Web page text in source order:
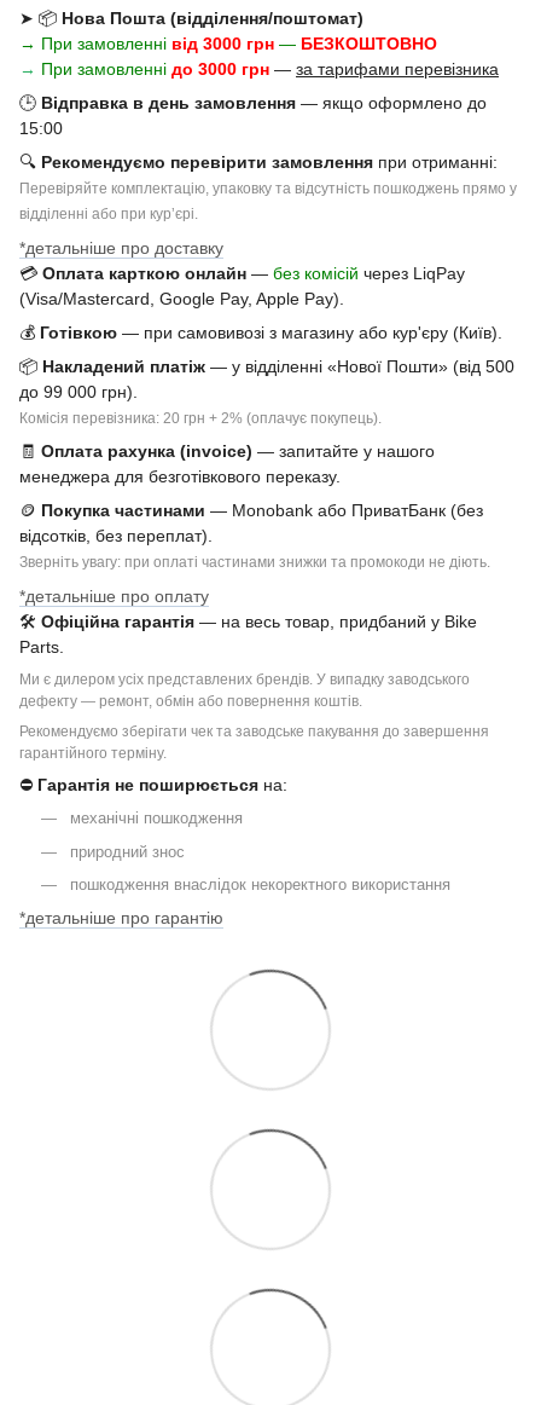
➤ 📦 Нова Пошта (відділення/поштомат)
→ При замовленні від 3000 грн — БЕЗКОШТОВНО
→ При замовленні до 3000 грн — за тарифами перевізника
🕒 Відправка в день замовлення — якщо оформлено до
15:00
🔍 Рекомендуємо перевірити замовлення при отриманні:
Перевіряйте комплектацію, упаковку та відсутність пошкоджень прямо у
відділенні або при курʼєрі.
*детальніше про доставку
💳 Оплата карткою онлайн — без комісій через LiqPay
(Visa/Mastercard, Google Pay, Apple Pay).
💰 Готівкою — при самовивозі з магазину або кур'єру (Київ).
📦 Накладений платіж — у відділенні «Нової Пошти» (від 500
до 99 000 грн).
Комісія перевізника: 20 грн + 2% (оплачує покупець).
🧾 Оплата рахунка (invoice) — запитайте у нашого
менеджера для безготівкового переказу.
🪙 Покупка частинами — Monobank або ПриватБанк (без
відсотків, без переплат).
Зверніть увагу: при оплаті частинами знижки та промокоди не діють.
*детальніше про оплату
🛠 Офіційна гарантія — на весь товар, придбаний у Bike
Parts.
Ми є дилером усіх представлених брендів. У випадку заводського
дефекту — ремонт, обмін або повернення коштів.
Рекомендуємо зберігати чек та заводське пакування до завершення
гарантійного терміну.
⛔ Гарантія не поширюється на:
механічні пошкодження
природний знос
пошкодження внаслідок некоректного використання
*детальніше про гарантію